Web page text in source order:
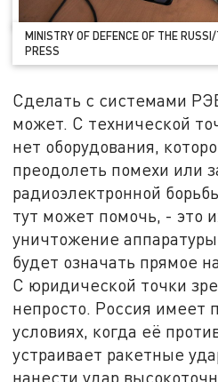
MINISTRY OF DEFENCE OF THE
PRESS
Сделать с системами
может. С технической
нет оборудования,
преодолеть помехи или
радиоэлектронной
тут может помочь, - это
уничтожение
будет означать прямое
С юридической точки
непросто. Россия имеет
условиях, когда её
устраивает ракетные
нанести удар